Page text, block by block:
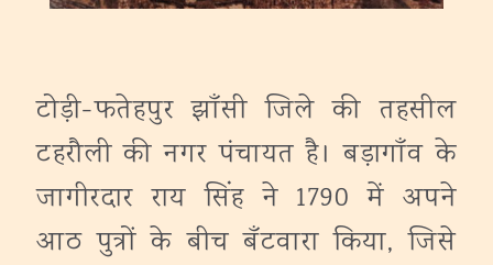
टोड़ी-फतेहपुर झाँसी जिले की तहसील
टहरौली की नगर पंचायत है। बड़ागाँव के
जागीरदार राय सिंह ने 1790 में अपने
आठ पुत्रों के बीच बँटवारा किया, जिसे